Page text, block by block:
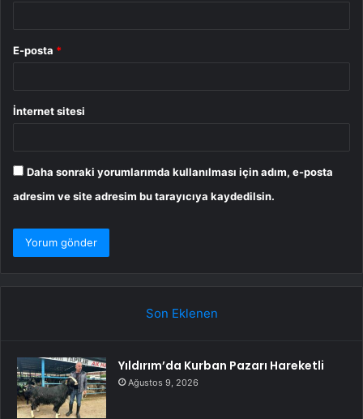
E-posta *
İnternet sitesi
Daha sonraki yorumlarımda kullanılması için adım, e-posta
adresim ve site adresim bu tarayıcıya kaydedilsin.
Son Eklenen
Yıldırım’da Kurban Pazarı Hareketli
Ağustos 9, 2026